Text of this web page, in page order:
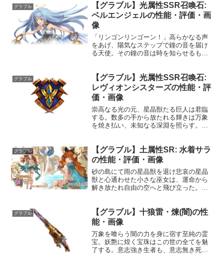
グラブル
【グラブル】光属性SSR召喚石:
ベルエンジェルの性能・評価・画
像
「リンゴンリンゴーン！」高らかなる声
をあげ、陽気なステップで鐘の音を届け
る天使。その鐘の音は時を知らせるもの
能HP攻撃力MAXLv5751400100召喚幸せ
の鐘の音☆...
グラブル
【グラブル】光属性SSR召喚石:
レヴィオンシスターズの性能・評
価・画像
崇高なる光の元、星晶獣たる巨人は君臨
する。数多の手から放たれる輝きは万象
を焼き払い、未知なる深淵を照らす。性
にランダムな効果【ランダムな効果の内
容】マイム...
グラブル
【グラブル】土属性SR: 水着サラ
の性能・評価・画像
砂の島にて雨の星晶獣を退け悲哀の星晶
獣と心通わせた小さな巫女は、運命から
解き放たれ自由の空へと飛び立った。故
せる。プロフィール年齢：9歳身長：
135cm種族：ヒューマン...
グラブル
【グラブル】十狼雷・煉(闇)の性
能・画像
万象を喰らう闇の力を身に宿す至純の霊
宝。妖艶に煌く宝珠はこの世の全てを魅
了する。意志強き生者も、意志無き死者